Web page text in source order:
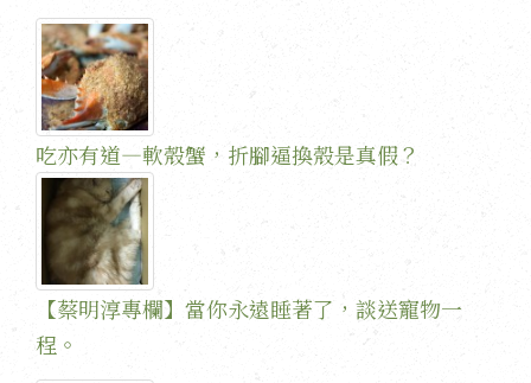
吃亦有道—軟殼蟹，折腳逼換殼是真假？
【蔡明淳專欄】當你永遠睡著了，談送寵物一
程。